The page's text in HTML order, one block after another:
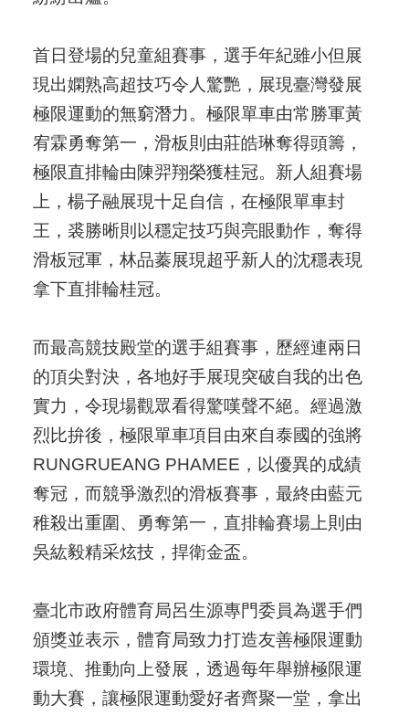
首日登場的兒童組賽事，選手年紀雖小但展
現出嫻熟高超技巧令人驚艷，展現臺灣發展
極限運動的無窮潛力。極限單車由常勝軍黃
宥霖勇奪第一，滑板則由莊皓琳奪得頭籌，
極限直排輪由陳羿翔榮獲桂冠。新人組賽場
上，楊子融展現十足自信，在極限單車封
王，裘勝晰則以穩定技巧與亮眼動作，奪得
滑板冠軍，林品蓁展現超乎新人的沈穩表現
拿下直排輪桂冠。
而最高競技殿堂的選手組賽事，歷經連兩日
的頂尖對決，各地好手展現突破自我的出色
實力，令現場觀眾看得驚嘆聲不絕。經過激
烈比拚後，極限單車項目由來自泰國的強將
RUNGRUEANG PHAMEE，以優異的成績
奪冠，而競爭激烈的滑板賽事，最終由藍元
稚殺出重圍、勇奪第一，直排輪賽場上則由
吳紘毅精采炫技，捍衛金盃。
臺北市政府體育局呂生源專門委員為選手們
頒獎並表示，體育局致力打造友善極限運動
環境、推動向上發展，透過每年舉辦極限運
動大賽，讓極限運動愛好者齊聚一堂，拿出